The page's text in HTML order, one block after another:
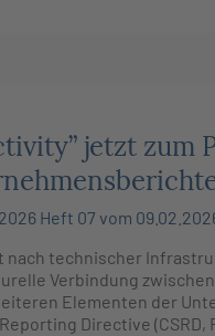
jetzt zum
Heft 07 vom
nach technischer
Verbindung
Elementen der
Directive (CSRD,